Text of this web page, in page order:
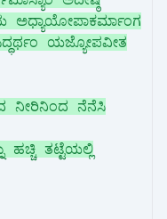
ಅಧ್ಯಾಯೋಪಾಕರ್ಮಾಂಗ
ಯಜ್ಯೋಪವೀತ
ನೀರಿನಿಂದ ನೆನೆಸಿ
ಹಚ್ಚಿ ತಟ್ಟೆಯಲ್ಲಿ